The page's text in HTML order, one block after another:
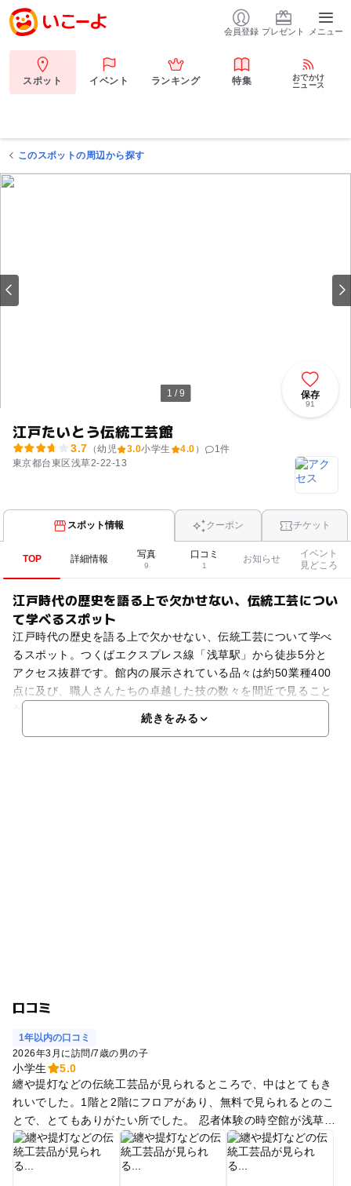
会員登録 プレゼント メニュー
スポット イベント ランキング 特集
おでかけ
ニュース
このスポットの周辺から探す
1 / 9
江戸たいとう伝統工芸館
3.7 （幼児 3.0小学生 4.0 ） 1件
東京都台東区浅草2-22-13
保存
91
スポット情報 クーポン チケット
TOP 詳細情報 写真
9
口コミ
1
お知らせ
イベント
見どころ
江戸時代の歴史を語る上で欠かせない、伝統工芸につい
て学べるスポット
江戸時代の歴史を語る上で欠かせない、伝統工芸について学べ
るスポット。つくばエクスプレス線「浅草駅」から徒歩5分と
アクセス抜群です。館内の展示されている品々は約50業種400
点に及び、職人さんたちの卓越した技の数々を間近で見ること
続きをみる
口コミ
1年以内の口コミ
2026年3月に訪問/7歳の男の子
小学生
5.0
纏や提灯などの伝統工芸品が見られるところで、中はとてもき
れいでした。1階と2階にフロアがあり、無料で見られるとのこ
とで、とてもありがたい所でした。 忍者体験の時空館が浅草で
再開したところの近くでしたので、あわせて訪問すると良いか
もしれません。